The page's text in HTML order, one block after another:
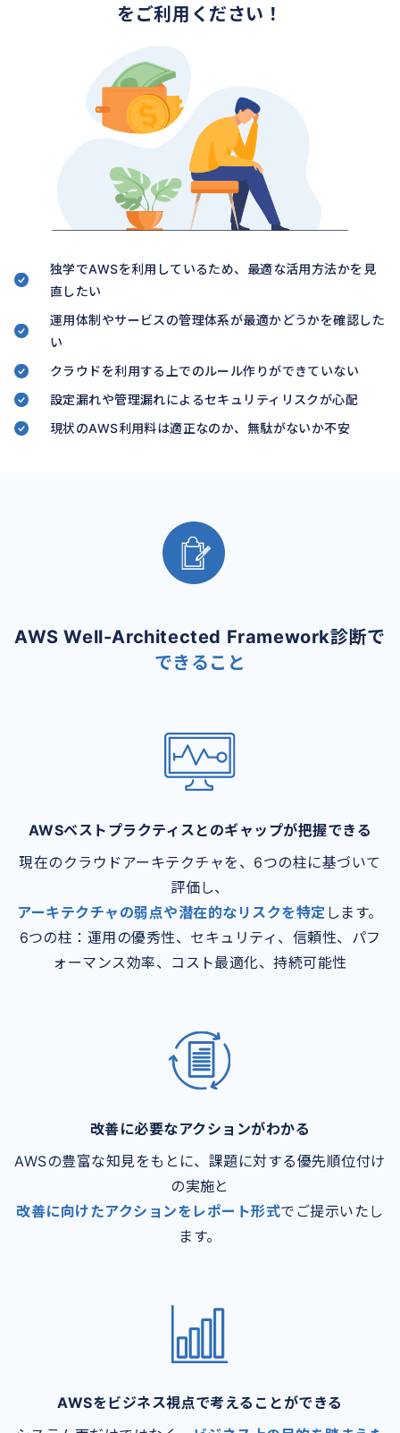
をご利用ください！
独学でAWSを利用しているため、最適な活用方法かを見
直したい
運用体制やサービスの管理体系が最適かどうかを確認した
い
クラウドを利用する上でのルール作りができていない
設定漏れや管理漏れによるセキュリティリスクが心配
現状のAWS利用料は適正なのか、無駄がないか不安
AWS Well-Architected Framework診断で
できること
AWSベストプラクティスとのギャップが把握できる
現在のクラウドアーキテクチャを、6つの柱に基づいて
評価し、
アーキテクチャの弱点や潜在的なリスクを特定 します。
6つの柱：運用の優秀性、セキュリティ、信頼性、パフ
ォーマンス効率、コスト最適化、持続可能性
改善に必要なアクションがわかる
AWSの豊富な知見をもとに、課題に対する優先順位付け
の実施と
改善に向けたアクションをレポート形式でご提示いたし
ます。
AWSをビジネス視点で考えることができる